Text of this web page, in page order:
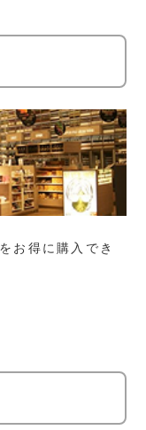
お得に購入でき